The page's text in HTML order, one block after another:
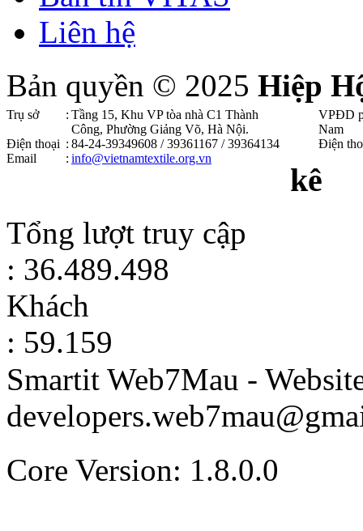
Liên hệ
Bản quyền © 2025 Hiệp
Trụ sở : Tầng 15, Khu VP tòa nhà C1 Thành
Công, Phường Giảng Võ, Hà Nội .
Điện thoại : 84-24-39349608 / 39361167 / 39364134
Email
: info@vietnamtextile.org.vn
VPĐD
Nam
Điện
kê
Tổng lượt truy cập
: 36.489.498
Khách
: 59.159
Smartit Web7Mau -
Core Version: 1.8.0.0